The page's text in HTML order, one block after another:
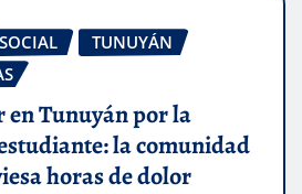
SOCIAL
TUNUYÁN
Tunuyán por la
la comunidad
horas de dolor